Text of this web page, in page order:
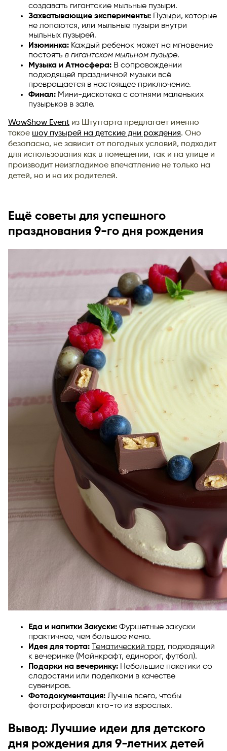
создавать гигантские мыльные пузыри.
Захватывающие эксперименты: Пузыри, которые
не лопаются, или мыльные пузыри внутри
мыльных пузырей.
Изюминка: Каждый ребенок может на мгновение
постоять в гигантском мыльном пузыре.
Музыка и Атмосфера: В сопровождении
подходящей праздничной музыки всё
превращается в настоящее приключение.
Финал: Мини-дискотека с сотнями маленьких
пузырьков в зале.
WowShow Event из Штутгарта предлагает именно
такое шоу пузырей на детские дни рождения. Оно
безопасно, не зависит от погодных условий, подходит
для использования как в помещении, так и на улице и
производит неизгладимое впечатление не только на
детей, но и на их родителей.
Ещё советы для успешного
празднования 9-го дня рождения
Еда и напитки Закуски: Фуршетные закуски
практичнее, чем большое меню.
Идея для торта: Тематический торт, подходящий
к вечеринке (Майнкрафт, единорог, футбол).
Подарки на вечеринку: Небольшие пакетики со
сладостями или поделками в качестве
сувениров.
Фотодокументация: Лучше всего, чтобы
фотографировал кто-то из взрослых.
Вывод: Лучшие идеи для детского
дня рождения для 9-летних детей